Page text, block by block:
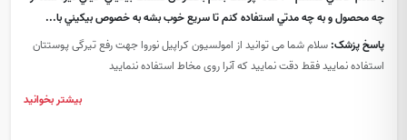
چه محصول و به چه مدتي استفاده كنم تا سريع خوب بشه به خصوص بيكيني با...
پاسخ پزشک: سلام شما می توانید از امولسیون کراپیل نوروا جهت رفع تیرگی پوستتان
استفاده نمایید فقط دقت نمایید که آنرا روی مخاط استفاده ننمایید
بیشتر بخوانید